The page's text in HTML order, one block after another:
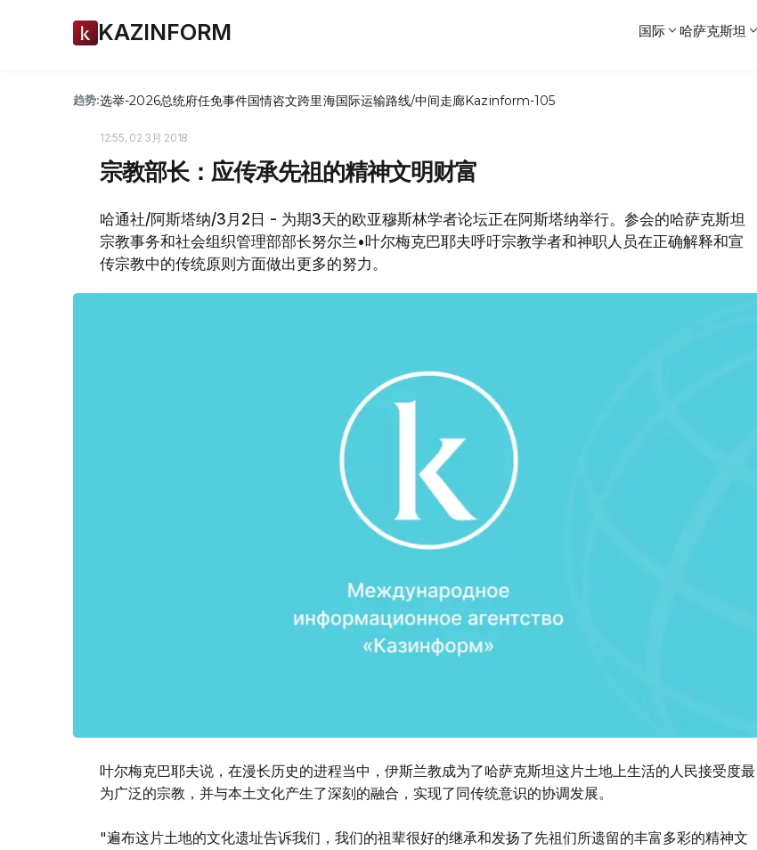
KAZINFORM 国际 哈萨克斯坦
趋势:选举-2026总统府任免事件国情咨文跨里海国际运输路线/中间走廊Kazinform-105
12:55, 02 3月 2018
宗教部长：应传承先祖的精神文明财富
哈通社/阿斯塔纳/3月2日 - 为期3天的欧亚穆斯林学者论坛正在阿斯塔纳举行。参会的哈萨克斯坦
宗教事务和社会组织管理部部长努尔兰•叶尔梅克巴耶夫呼吁宗教学者和神职人员在正确解释和宣
传宗教中的传统原则方面做出更多的努力。
叶尔梅克巴耶夫说，在漫长历史的进程当中，伊斯兰教成为了哈萨克斯坦这片土地上生活的人民接受度最
为广泛的宗教，并与本土文化产生了深刻的融合，实现了同传统意识的协调发展。
"遍布这片土地的文化遗址告诉我们，我们的祖辈很好的继承和发扬了先祖们所遗留的丰富多彩的精神文